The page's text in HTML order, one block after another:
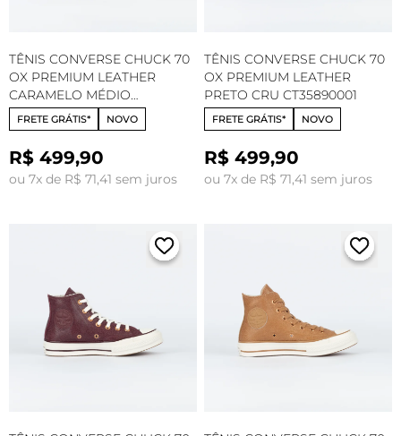
TÊNIS CONVERSE CHUCK 70
OX PREMIUM LEATHER
CARAMELO MÉDIO
AMENDOA CT35890003
FRETE GRÁTIS* NOVO
R$ 499,90
ou 7x de R$ 71,41 sem juros
TÊNIS CONVERSE CHUCK 70
OX PREMIUM LEATHER
PRETO CRU CT35890001
FRETE GRÁTIS* NOVO
R$ 499,90
ou 7x de R$ 71,41 sem juros